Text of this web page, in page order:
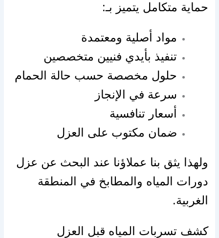
حماية متكامل يتميز بـ:
مواد أصلية ومعتمدة
تنفيذ بأيدي فنيين متخصصين
حلول مخصصة حسب حالة الحمام
سرعة في الإنجاز
أسعار تنافسية
ضمان مكتوب على العزل
ولهذا يثق بنا عملاؤنا عند البحث عن عزل
دورات المياه والمطابخ في المنطقة
الغربية.
كشف تسربات المياه قبل العزل